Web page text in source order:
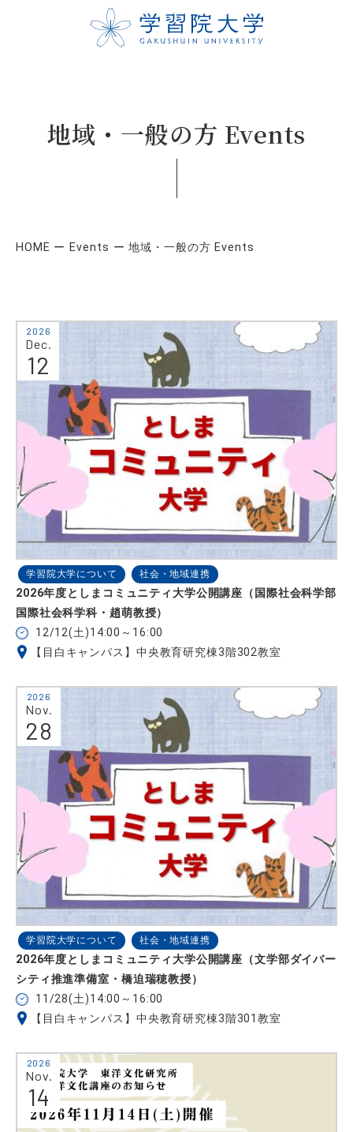
地域・一般の方 Events
HOME Events 地域・一般の方 Events
2026
Dec.
12
学習院大学について 社会・地域連携
2026年度としまコミュニティ大学公開講座（国際社会科学部
国際社会科学科・趙萌教授）
12/12(土)14:00～16:00
【目白キャンパス】中央教育研究棟3階302教室
2026
Nov.
28
学習院大学について 社会・地域連携
2026年度としまコミュニティ大学公開講座（文学部ダイバー
シティ推進準備室・橋迫瑞穂教授）
11/28(土)14:00～16:00
【目白キャンパス】中央教育研究棟3階301教室
2026
Nov.
14